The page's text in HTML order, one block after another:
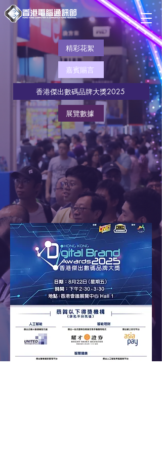
精彩花絮
嘉賓賜言
香港傑出數碼品牌大獎2025
展覽數據